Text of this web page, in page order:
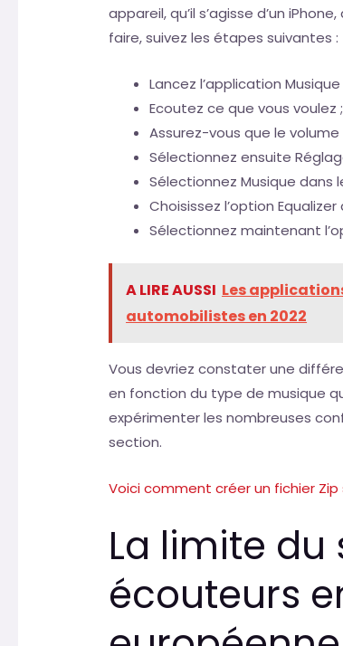
appareil, qu’il s’agisse d’un
faire, suivez les étapes suivantes :
Lancez l’application
Ecoutez ce que vous voulez ;
Assurez-vous que le volume
Sélectionnez ensuite
Sélectionnez Musique dans
Choisissez l’option
Sélectionnez maintenant
A LIRE AUSSI Les
automobilistes en 2022
Vous devriez constater une
en fonction du type de musique
expérimenter les nombreuses
section.
Voici comment créer un fichier Zip
La limite du
écouteurs